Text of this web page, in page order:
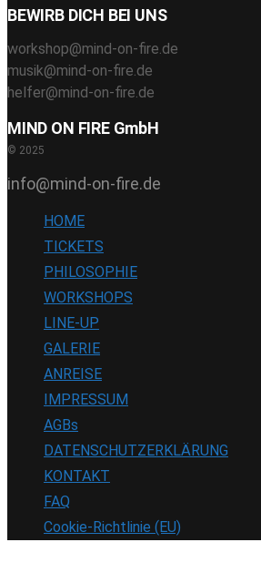
BEWIRB DICH BEI UNS
workshop@mind-on-fire.de
musik@mind-on-fire.de
helfer@mind-on-fire.de
MIND ON FIRE GmbH
© 2025
info@mind-on-fire.de
HOME
TICKETS
PHILOSOPHIE
WORKSHOPS
LINE-UP
GALERIE
ANREISE
IMPRESSUM
AGBs
DATENSCHUTZERKLÄRUNG
KONTAKT
FAQ
Cookie-Richtlinie (EU)